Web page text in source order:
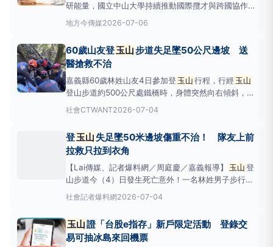
研能量，國立中山大學持續推動國際攬才與跨國協作，
積極延攬全球頂尖學者。近期禮聘日本富山大學特任教
授阿部郁朗、美國喬治亞州立大學教授謝博安，並續聘
授。3名教授研究領域涵蓋天然物生合成與天然物化
學、人工智慧
地方今傳媒2026-07-06
60歲山友登玉山步道失足墜50公尺邊坡 送
醫搶救不治
嘉義縣60歲林姓山友4日參加登玉山行程，行經 玉山
登山步道約500公尺處鐵橋時，身體突然向右傾斜，後
方同行隊友見狀伸手搶救，卻僅抓住衣角，林男墜落約
50公尺深邊坡。同行山友一面報案、一面冒險下切施
至香林衛生室醫療服務站後，仍宣告不治。嘉義縣消防
局勤務指揮
社會CTWANT2026-07-04
登玉山 失足墜50米邊坡傷重不治！ 隊友上前
拉救只拉到衣角
【Lai傳媒、記者爆料網／周庭慶／嘉義報導】 玉山登
山步道今（4）日發生死亡意外！一名林姓男子步行至
玉山
登山步道約500公尺處的鐵橋，身體突往右傾，
後方隊友上前拉救仍來不及，只拉到衣角，林男跌落約
全案竹崎分局報請檢官相驗。 1名男子登玉山登山步
道跌
社會記者爆料網2026-07-04
玉山證「台股e指存」新戶限定活動 登錄交
易可抽冰島來回機票